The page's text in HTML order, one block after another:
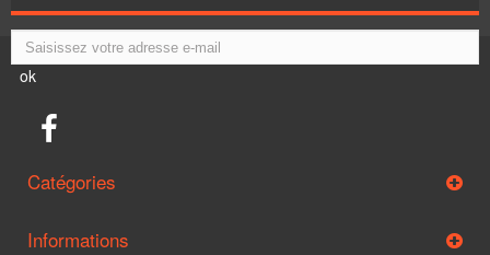
ok
Catégories
Informations